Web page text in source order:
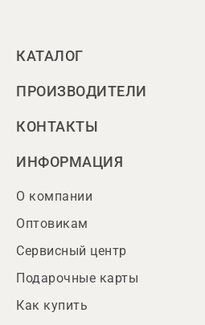
КАТАЛОГ
ПРОИЗВОДИТЕЛИ
КОНТАКТЫ
ИНФОРМАЦИЯ
О компании
Оптовикам
Сервисный центр
Подарочные карты
Как купить